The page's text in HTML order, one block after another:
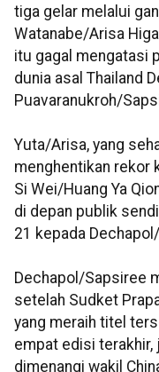
tiga gelar melalui
Watanabe/Arisa
itu gagal mengatasi
dunia asal Thailand
Puavaranukroh/
Yuta/Arisa, yang
menghentikan rekor
Si Wei/Huang Ya
di depan publik
21 kepada
Dechapol/Sapsiree
setelah Sudket
yang meraih titel
empat edisi terakhir,
dimenangi wakil